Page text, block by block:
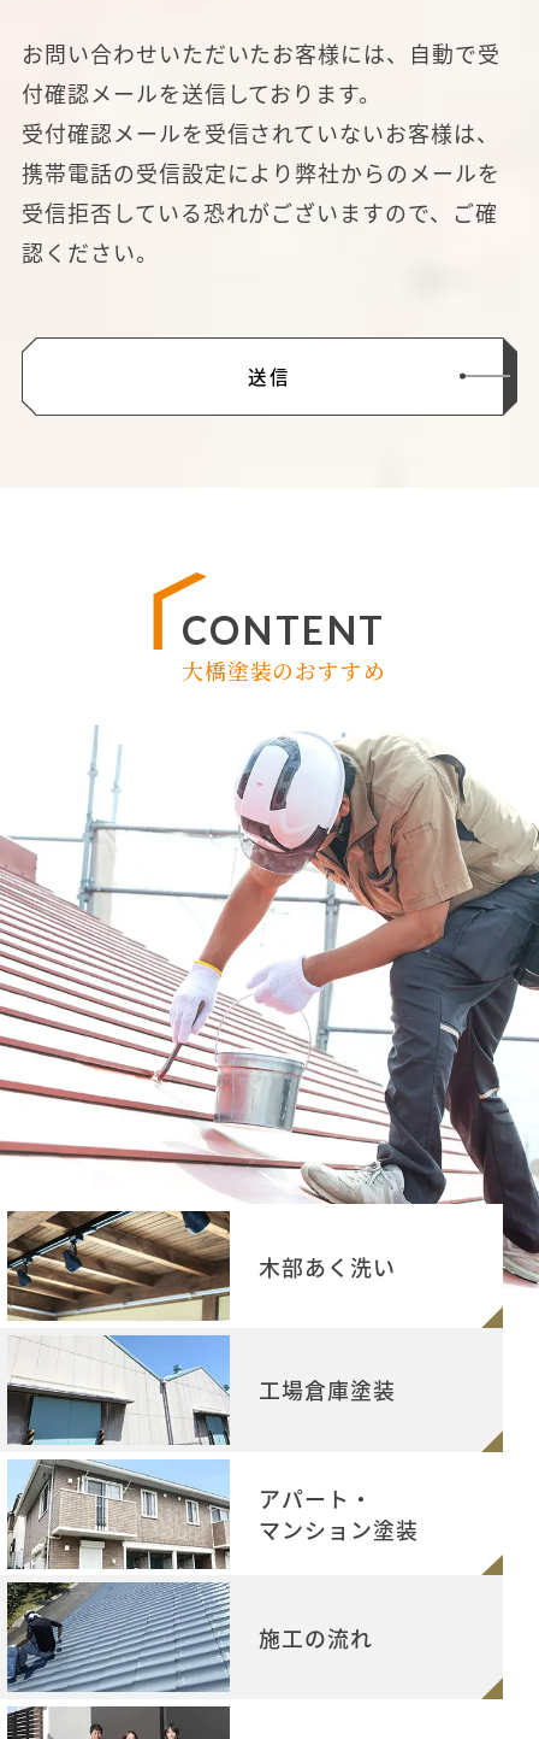
お問い合わせいただいたお客様には、自動で受
付確認メールを送信しております。
受付確認メールを受信されていないお客様は、
携帯電話の受信設定により弊社からのメールを
受信拒否している恐れがございますので、ご確
認ください。
CONTENT
大橋塗装のおすすめ
木部あく洗い
工場倉庫塗装
アパート・
マンション塗装
施工の流れ